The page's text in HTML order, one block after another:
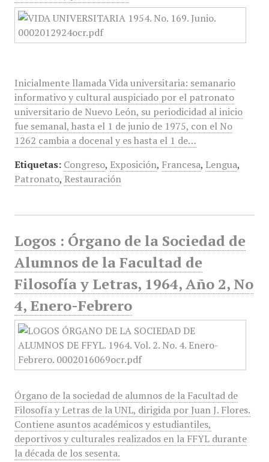
Inicialmente llamada Vida universitaria: semanario
informativo y cultural auspiciado por el patronato
universitario de Nuevo León, su periodicidad al inicio
fue semanal, hasta el 1 de junio de 1975, con el No
1262 cambia a docenal y es hasta el 1 de…
Etiquetas: Congreso, Exposición, Francesa, Lengua,
Patronato, Restauración
Logos : Órgano de la Sociedad de
Alumnos de la Facultad de
Filosofía y Letras, 1964, Año 2, No
4, Enero-Febrero
Órgano de la sociedad de alumnos de la Facultad de
Filosofía y Letras de la UNL, dirigida por Juan J. Flores.
Contiene asuntos académicos y estudiantiles,
deportivos y culturales realizados en la FFYL durante
la década de los sesenta.